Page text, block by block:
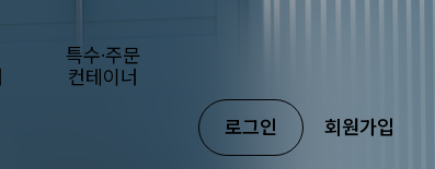
특수·주문
컨테이너
로그인 회원가입